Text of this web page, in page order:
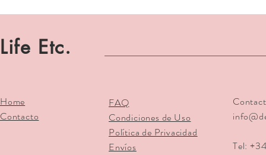
Life Etc.
Home
Contacto
FAQ
Condiciones de Uso
Política de Privacidad
Envíos
Tel: